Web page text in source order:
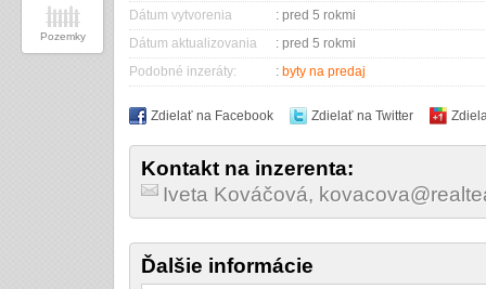
Dátum vytvorenia
: pred 5 rokmi
Dátum aktualizovania
: pred 5 rokmi
Podobné inzeráty:
: byty na predaj
Zdielať na Facebook Zdielať na Twitter
Kontakt na inzerenta:
Iveta Kováčová,
Ďalšie informácie
Pozemky